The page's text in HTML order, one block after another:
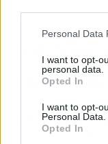
Personal Data
I want to opt-
personal data.
Opted In
I want to opt-
Personal Data.
Opted In
grupos de
📱 El TL;DR
De quién
En qué red
trend social, pero